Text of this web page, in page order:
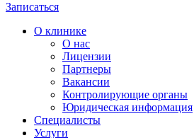
Записаться
О клинике
О нас
Лицензии
Партнеры
Вакансии
Контролирующие органы
Юридическая информация
Специалисты
Услуги